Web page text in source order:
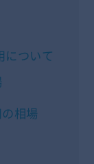
について
相場